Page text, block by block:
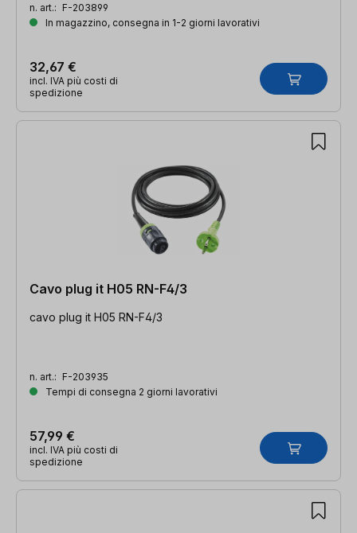
n. art.: F-203899
In magazzino, consegna in 1-2 giorni lavorativi
32,67 €
incl. IVA più costi di
spedizione
Cavo plug it H05 RN-F4/3
cavo plug it H05 RN-F4/3
n. art.: F-203935
Tempi di consegna 2 giorni lavorativi
57,99 €
incl. IVA più costi di
spedizione